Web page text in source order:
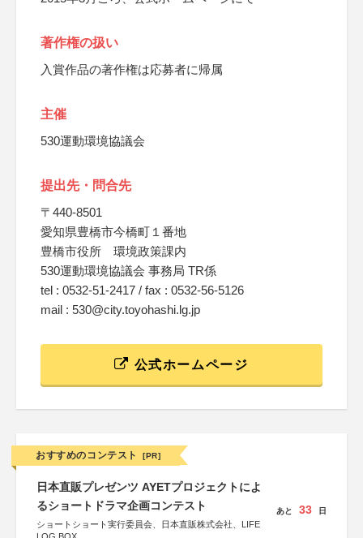
著作権の扱い
入賞作品の著作権は応募者に帰属
主催
530運動環境協議会
提出先・問合先
〒440-8501
愛知県豊橋市今橋町１番地
豊橋市役所 環境政策課内
530運動環境協議会 事務局 TR係
tel : 0532-51-2417 / fax : 0532-56-5126
mail : 530@city.toyohashi.lg.jp
公式ホームページ
おすすめのコンテスト [PR]
日本直販プレゼンツ AYETプロジェクトによ
るショートドラマ企画コンテスト
ショートショート実行委員会、日本直販株式会社、LIFE
あと 33 日